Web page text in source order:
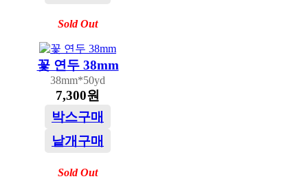
Sold Out
꽃 연두 38mm
38mm*50yd
7,300원
박스구매
낱개구매
Sold Out